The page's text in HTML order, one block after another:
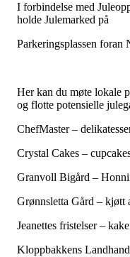
I forbindelse med
holde Julemarked på
Parkeringsplassen foran
Her kan du møte lokale
og flotte potensielle
ChefMaster –
Crystal Cakes –
Granvoll Bigård –
Grønnsletta Gård – kjøtt
Jeanettes fristelser –
Kloppbakkens